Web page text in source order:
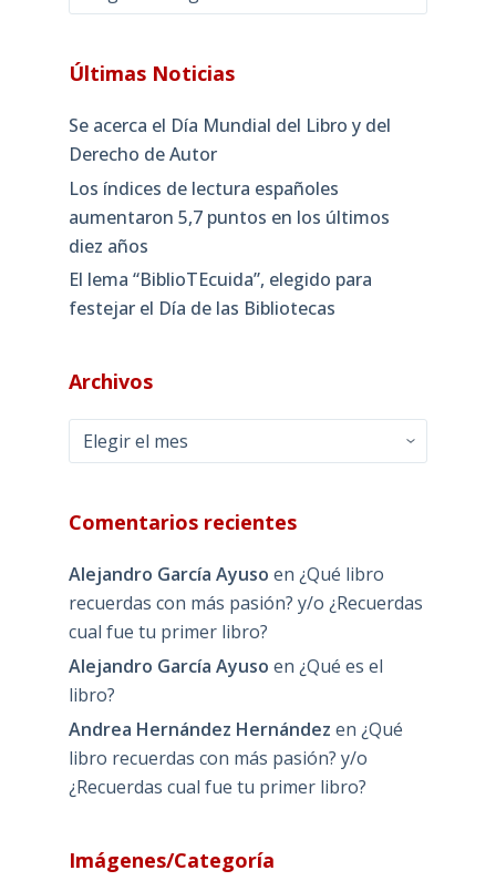
Últimas Noticias
Se acerca el Día Mundial del Libro y del
Derecho de Autor
Los índices de lectura españoles
aumentaron 5,7 puntos en los últimos
diez años
El lema “BiblioTEcuida”, elegido para
festejar el Día de las Bibliotecas
Archivos
Archivos
Comentarios recientes
Alejandro García Ayuso en ¿Qué libro
recuerdas con más pasión? y/o ¿Recuerdas
cual fue tu primer libro?
Alejandro García Ayuso en ¿Qué es el
libro?
Andrea Hernández Hernández en ¿Qué
libro recuerdas con más pasión? y/o
¿Recuerdas cual fue tu primer libro?
Imágenes/Categoría